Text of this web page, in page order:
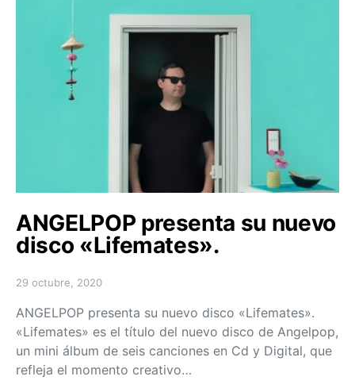
ANGELPOP presenta su nuevo
disco «Lifemates».
Posted on
29 octubre, 2020
ANGELPOP presenta su nuevo disco «Lifemates».
«Lifemates» es el título del nuevo disco de Angelpop,
un mini álbum de seis canciones en Cd y Digital, que
refleja el momento creativo…